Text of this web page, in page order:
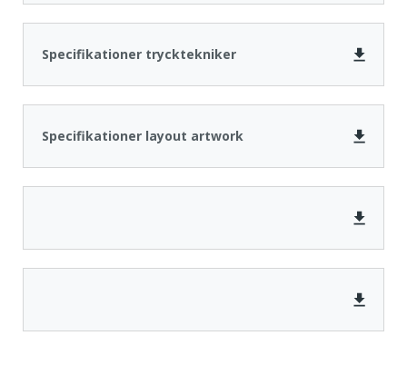
Specifikationer trycktekniker
Specifikationer layout artwork